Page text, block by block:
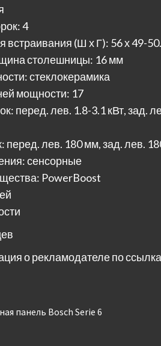
4
встраивания (Ш х Г): 56 х 49-
столешницы: 16 мм
стеклокерамика
мощности: 17
перед. лев. 1.8-3.1 кВт, зад.
перед. лев. 180 мм, зад. лев.
сенсорные
PowerBoost
о рекламодателе по
панель Bosch Serie 6